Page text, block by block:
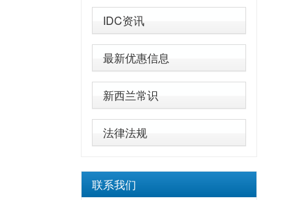
IDC资讯
最新优惠信息
新西兰常识
法律法规
联系我们